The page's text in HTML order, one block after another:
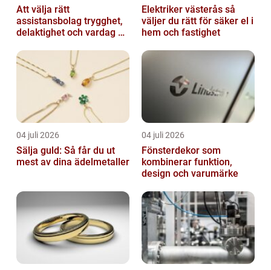
Att välja rätt
assistansbolag trygghet,
delaktighet och vardag på
Elektriker västerås så
väljer du rätt för säker el i
hem och fastighet
04 juli 2026
Sälja guld: Så får du ut
mest av dina ädelmetaller
04 juli 2026
Fönsterdekor som
kombinerar funktion,
design och varumärke